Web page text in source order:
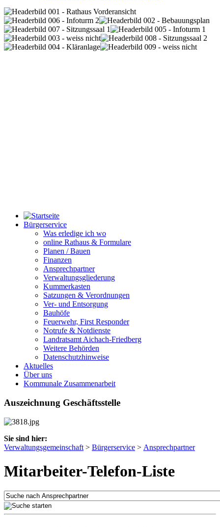
Bürgerservice
Was erledige ich wo
online Rathaus & Formulare
Planen / Bauen
Finanzen
Ansprechpartner
Verwaltungsgliederung
Kummerkasten
Satzungen & Verordnungen
Ver- und Entsorgung
Bauhöfe
Feuerwehr, First Responder
Notrufe & Notdienste
Landratsamt Aichach-Friedberg
Weitere Behörden
Datenschutzhinweise
Aktuelles
Über uns
Kommunale Zusammenarbeit
Auszeichnung Geschäftsstelle
Sie sind hier:
Verwaltungsgemeinschaft > Bürgerservice > Ansprechpartner
Mitarbeiter-Telefon-Liste